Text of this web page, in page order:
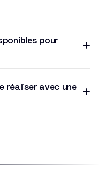
pour
réaliser avec une